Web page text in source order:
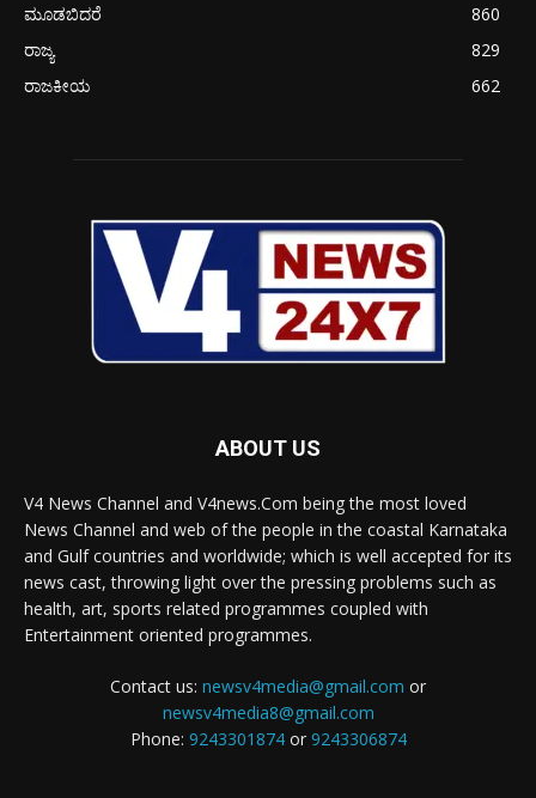
ಮೂಡಬಿದರೆ
860
ರಾಜ್ಯ
829
ರಾಜಕೀಯ
662
ABOUT US
V4 News Channel and V4news.Com being the most loved
News Channel and web of the people in the coastal Karnataka
and Gulf countries and worldwide; which is well accepted for its
news cast, throwing light over the pressing problems such as
health, art, sports related programmes coupled with
Entertainment oriented programmes.
Contact us: newsv4media@gmail.com or
newsv4media8@gmail.com
Phone: 9243301874or 9243306874